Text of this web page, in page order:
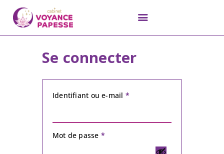
Se connecter
Identifiant ou e-mail *
Mot de passe *